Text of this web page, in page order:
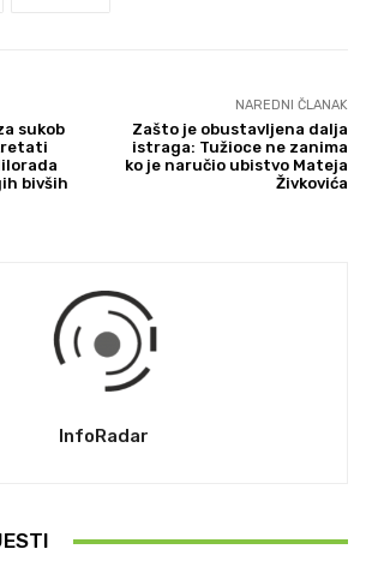
sukob
bivših
NAREDNI ČLANAK
Zašto je obustavljena dalja
istraga: Tužioce ne zanima
ko je naručio ubistvo Mateja
Živkovića
InfoRadar